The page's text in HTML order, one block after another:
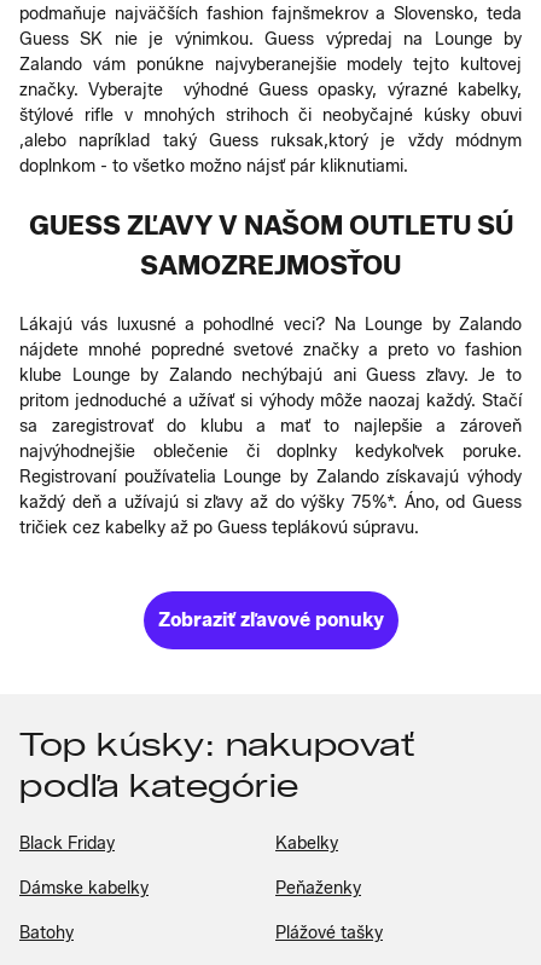
podmaňuje najväčších fashion fajnšmekrov a Slovensko, teda
Guess SK nie je výnimkou. Guess výpredaj na Lounge by
Zalando vám ponúkne najvyberanejšie modely tejto kultovej
značky. Vyberajte výhodné Guess opasky, výrazné kabelky,
štýlové rifle v mnohých strihoch či neobyčajné kúsky obuvi
,alebo napríklad taký Guess ruksak,ktorý je vždy módnym
doplnkom - to všetko možno nájsť pár kliknutiami.
GUESS ZĽAVY V NAŠOM OUTLETU SÚ
SAMOZREJMOSŤOU
Lákajú vás luxusné a pohodlné veci? Na Lounge by Zalando
nájdete mnohé popredné svetové značky a preto vo fashion
klube Lounge by Zalando nechýbajú ani Guess zľavy. Je to
pritom jednoduché a užívať si výhody môže naozaj každý. Stačí
sa zaregistrovať do klubu a mať to najlepšie a zároveň
najvýhodnejšie oblečenie či doplnky kedykoľvek poruke.
Registrovaní používatelia Lounge by Zalando získavajú výhody
každý deň a užívajú si zľavy až do výšky 75%*. Áno, od Guess
tričiek cez kabelky až po Guess teplákovú súpravu.
Zobraziť zľavové ponuky
Top kúsky: nakupovať
podľa kategórie
Black Friday Kabelky
Dámske kabelky Peňaženky
Batohy Plážové tašky